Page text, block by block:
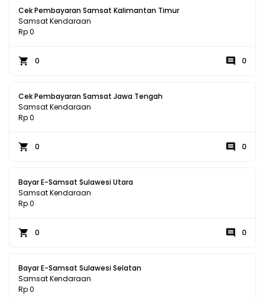
Cek Pembayaran Samsat Kalimantan Timur
Samsat Kendaraan
Rp 0
0 0
Cek Pembayaran Samsat Jawa Tengah
Samsat Kendaraan
Rp 0
0 0
Bayar E-Samsat Sulawesi Utara
Samsat Kendaraan
Rp 0
0 0
Bayar E-Samsat Sulawesi Selatan
Samsat Kendaraan
Rp 0